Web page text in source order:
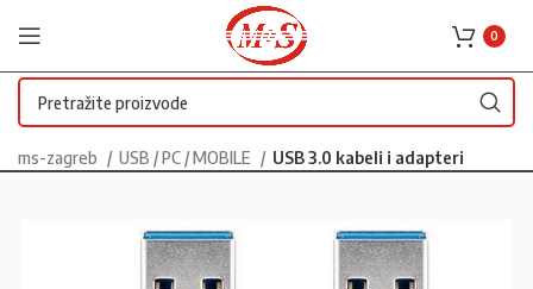
0
ms-zagreb USB / PC / MOBILE USB 3.0 kabeli i adapteri